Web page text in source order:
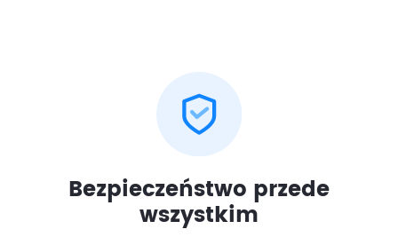
Bezpieczeństwo przede
wszystkim